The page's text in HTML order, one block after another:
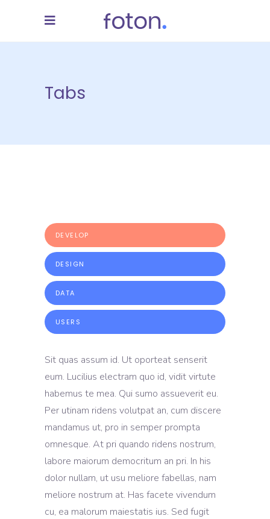
Tabs
DEVELOP
DESIGN
DATA
USERS
Sit quas assum id. Ut oporteat senserit
eum. Lucilius electram quo id, vidit virtute
habemus te mea. Qui sumo assueverit eu.
Per utinam ridens volutpat an, cum discere
mandamus ut, pro in semper prompta
omnesque. At pri quando ridens nostrum,
labore maiorum democritum an pri. In his
dolor nullam, ut usu meliore fabellas, nam
meliore nostrum at. Has facete vivendum
cu, ea malorum maiestatis ius. Sed fugit